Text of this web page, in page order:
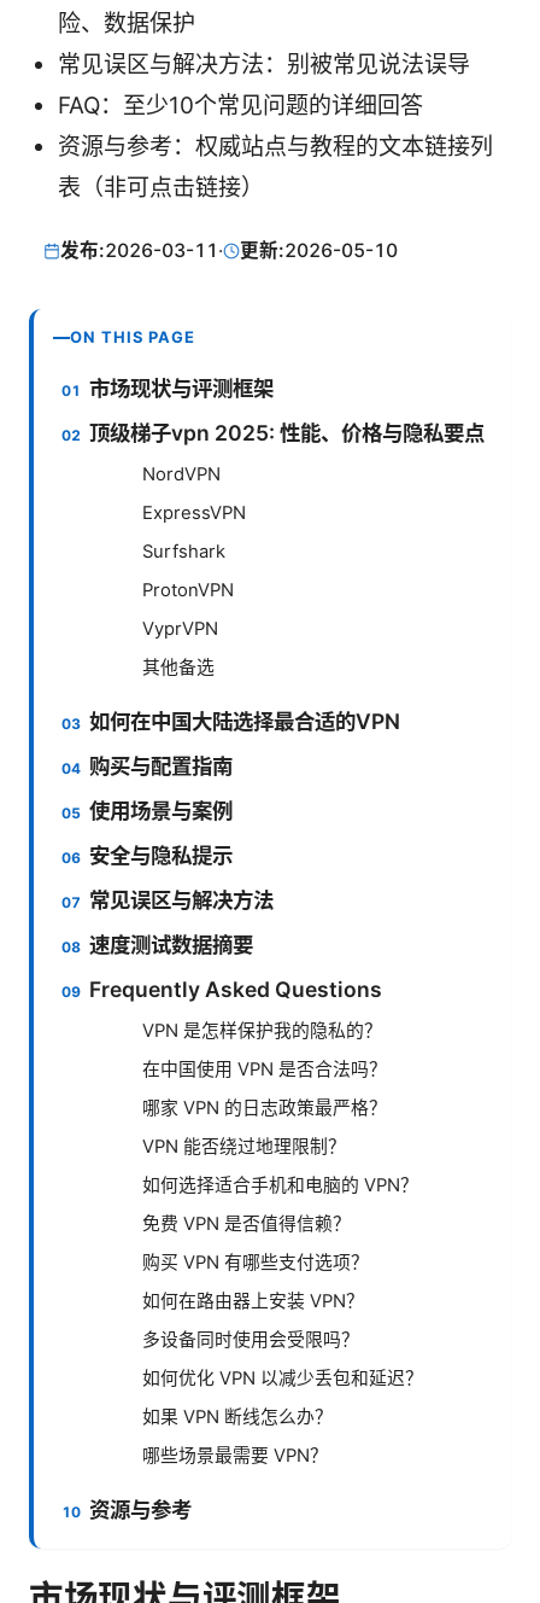
险、数据保护
常见误区与解决方法：别被常见说法误导
FAQ：至少10个常见问题的详细回答
资源与参考：权威站点与教程的文本链接列
表（非可点击链接）
发布:2026-03-11 · 更新:2026-05-10
ON THIS PAGE
市场现状与评测框架
顶级梯子vpn 2025: 性能、价格与隐私要点
NordVPN
ExpressVPN
Surfshark
ProtonVPN
VyprVPN
其他备选
如何在中国大陆选择最合适的VPN
购买与配置指南
使用场景与案例
安全与隐私提示
常见误区与解决方法
速度测试数据摘要
Frequently Asked Questions
VPN 是怎样保护我的隐私的？
在中国使用 VPN 是否合法吗？
哪家 VPN 的日志政策最严格？
VPN 能否绕过地理限制？
如何选择适合手机和电脑的 VPN？
免费 VPN 是否值得信赖？
购买 VPN 有哪些支付选项？
如何在路由器上安装 VPN？
多设备同时使用会受限吗？
如何优化 VPN 以减少丢包和延迟？
如果 VPN 断线怎么办？
哪些场景最需要 VPN？
资源与参考